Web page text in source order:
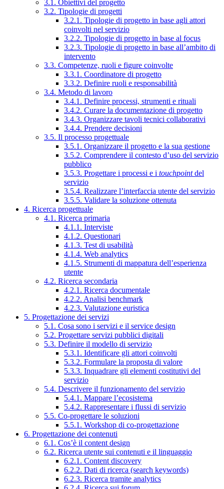
3.1. Obiettivi del progetto
3.2. Tipologie di progetti
3.2.1. Tipologie di progetto in base agli attori
coinvolti nel servizio
3.2.2. Tipologie di progetto in base al focus
3.2.3. Tipologie di progetto in base all’ambito di
intervento
3.3. Competenze, ruoli e figure coinvolte
3.3.1. Coordinatore di progetto
3.3.2. Definire ruoli e responsabilità
3.4. Metodo di lavoro
3.4.1. Definire processi, strumenti e rituali
3.4.2. Curare la documentazione di progetto
3.4.3. Organizzare tavoli tecnici collaborativi
3.4.4. Prendere decisioni
3.5. Il processo progettuale
3.5.1. Organizzare il progetto e la sua gestione
3.5.2. Comprendere il contesto d’uso del servizio
pubblico
3.5.3. Progettare i processi e i touchpointdel
servizio
3.5.4. Realizzare l’interfaccia utente del servizio
3.5.5. Validare la soluzione ottenuta
4. Ricerca progettuale
4.1. Ricerca primaria
4.1.1. Interviste
4.1.2. Questionari
4.1.3. Test di usabilità
4.1.4. Web analytics
4.1.5. Strumenti di mappatura dell’esperienza
utente
4.2. Ricerca secondaria
4.2.1. Ricerca documentale
4.2.2. Analisi benchmark
4.2.3. Valutazione euristica
5. Progettazione dei servizi
5.1. Cosa sono i servizi e il service design
5.2. Progettare servizi pubblici digitali
5.3. Definire il modello di servizio
5.3.1. Identificare gli attori coinvolti
5.3.2. Formulare la proposta di valore
5.3.3. Inquadrare gli elementi costitutivi del
servizio
5.4. Descrivere il funzionamento del servizio
5.4.1. Mappare l’ecosistema
5.4.2. Rappresentare i flussi di servizio
5.5. Co-progettare le soluzioni
5.5.1. Workshop di co-progettazione
6. Progettazione dei contenuti
6.1. Cos’è il content design
6.2. Ricerca utente sui contenuti e il linguaggio
6.2.1. Content discovery
6.2.2. Dati di ricerca (search keywords)
6.2.3. Ricerca tramite analytics